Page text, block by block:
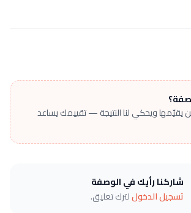
ويحكي لنا النتيجة — تقييمك يساعد
شاركنا رأيك في الوصفة
تسجيل الدخوللترك تعليق.